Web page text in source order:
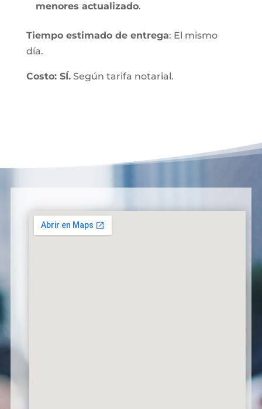
menores actualizado.
Tiempo estimado de entrega: El mismo
día.
Costo: SÍ.Según tarifa notarial.